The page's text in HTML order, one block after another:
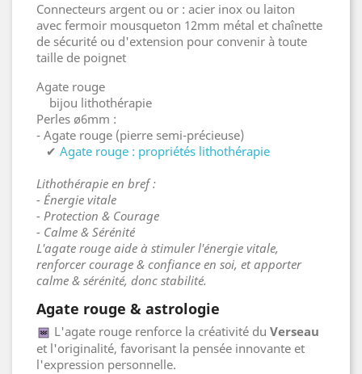
Connecteurs argent ou or : acier inox ou laiton
avec fermoir mousqueton 12mm métal et chaînette
de sécurité ou d'extension pour convenir à toute
taille de poignet
Agate rouge
bijou lithothérapie
Perles ø6mm :
- Agate rouge (pierre semi-précieuse)
✔ Agate rouge : propriétés lithothérapie
Lithothérapie en bref :
- Énergie vitale
- Protection & Courage
- Calme & Sérénité
L'agate rouge aide à stimuler l'énergie vitale,
renforcer courage & confiance en soi, et apporter
calme & sérénité, donc stabilité.
Agate rouge & astrologie
L'agate rouge renforce la créativité du Verseau
et l'originalité, favorisant la pensée innovante et
l'expression personnelle.